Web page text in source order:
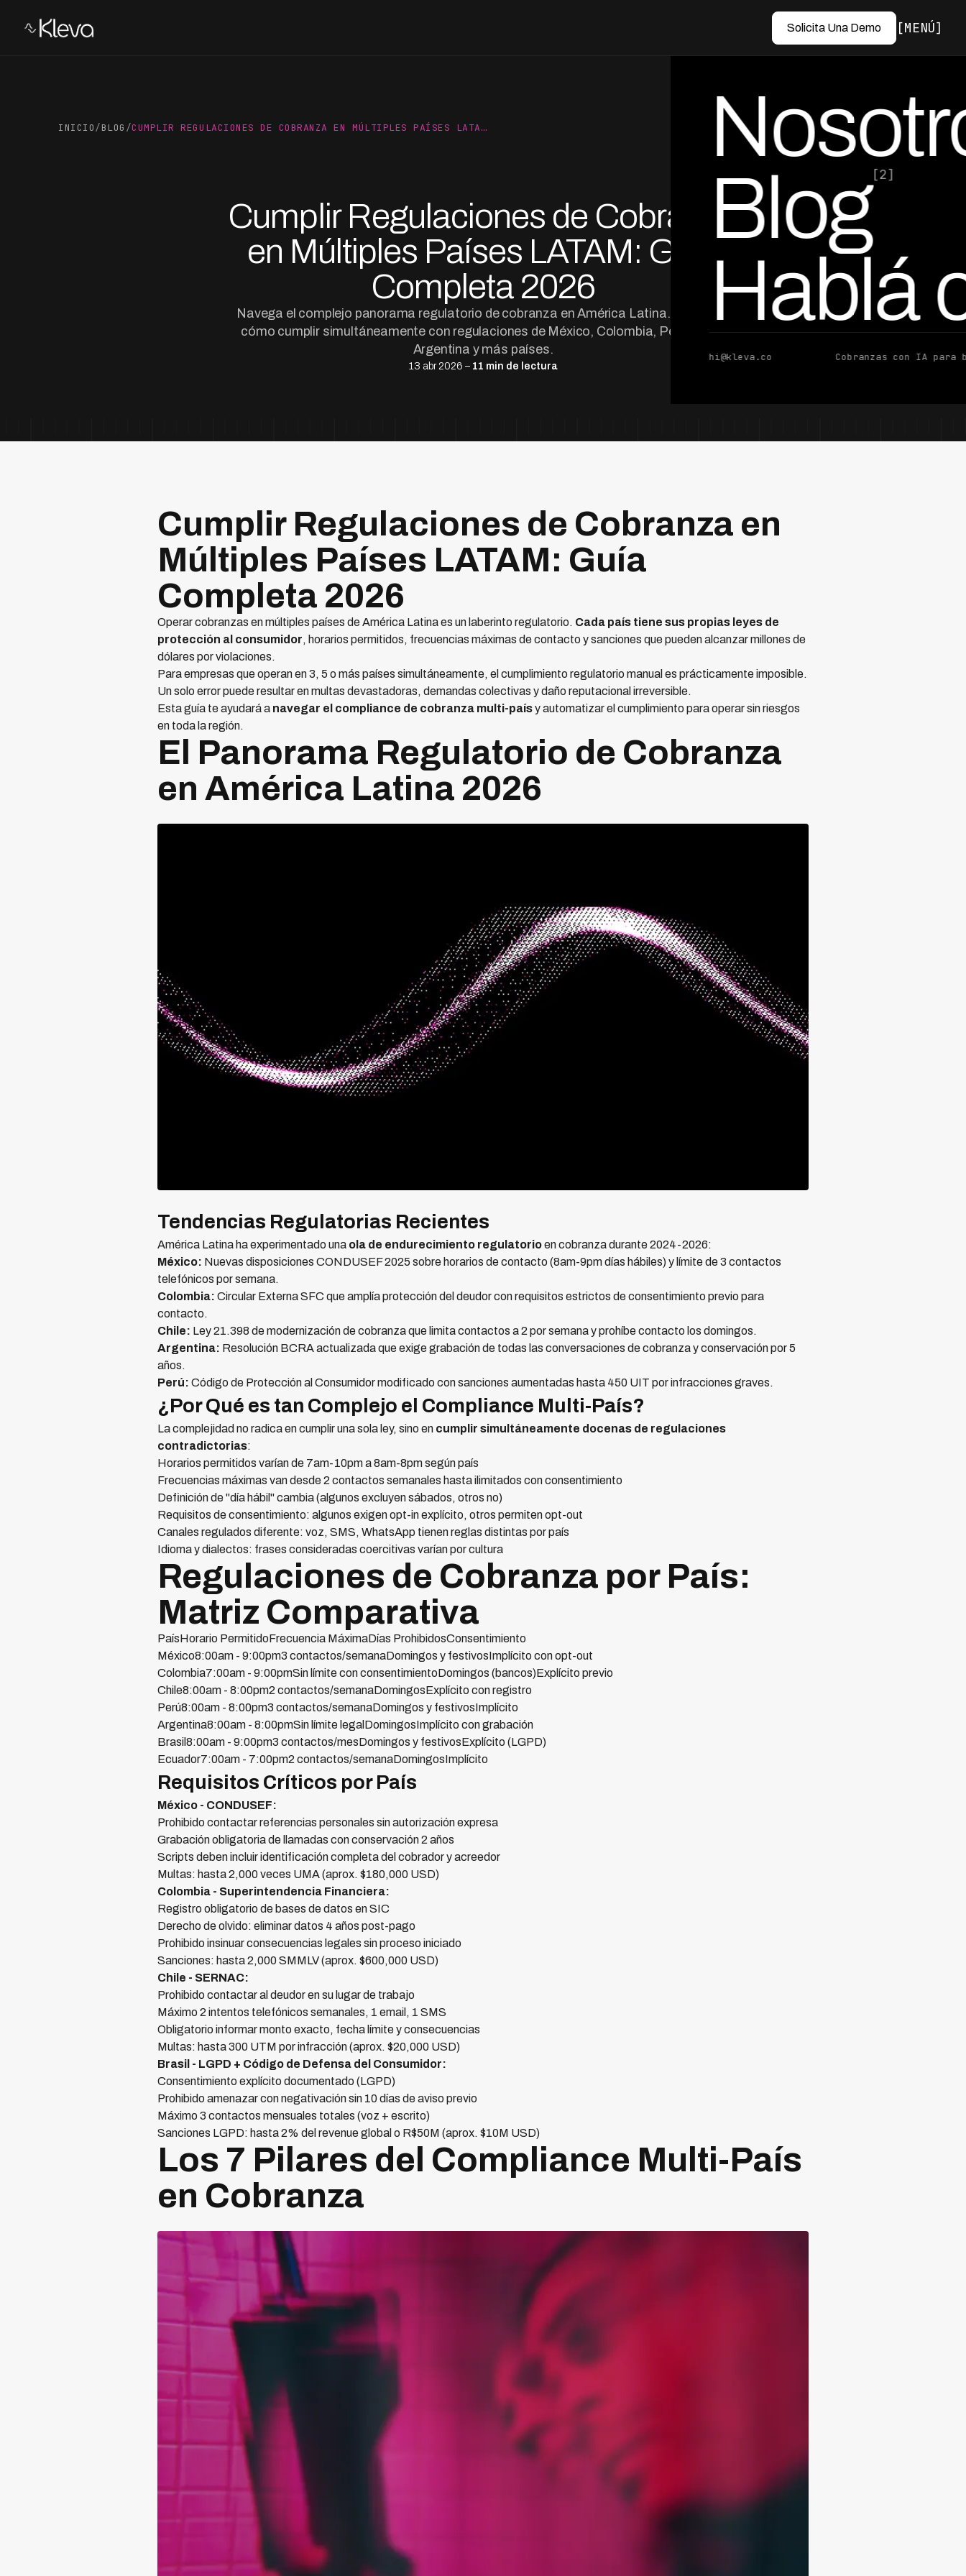
Solicita Una Demo MENÚ
Blog[2]
Hablá
hi@kleva.co Cobranzas con IA para
INICIO/BLOG /CUMPLIR REGULACIONES DE COBRANZA EN MÚLTIPLES PAÍSES LATA…
Cumplir Regulaciones de Cobranza
en Múltiples Países LATAM: Guía
Completa 2026
Navega el complejo panorama regulatorio de cobranza en América Latina. Descubre
cómo cumplir simultáneamente con regulaciones de México, Colombia, Perú, Chile,
Argentina y más países.
13 abr 2026 – 11 min de lectura
por Ed Escobar
Co-Founder & CEO
Cumplir Regulaciones de Cobranza en
Múltiples Países LATAM: Guía
Completa 2026
Operar cobranzas en múltiples países de América Latina es un laberinto regulatorio. Cada país tiene sus propias leyes de
protección al consumidor, horarios permitidos, frecuencias máximas de contacto y sanciones que pueden alcanzar millones de
dólares por violaciones.
Para empresas que operan en 3, 5 o más países simultáneamente, el cumplimiento regulatorio manual es prácticamente imposible.
Un solo error puede resultar en multas devastadoras, demandas colectivas y daño reputacional irreversible.
Esta guía te ayudará a navegar el compliance de cobranza multi-paísy automatizar el cumplimiento para operar sin riesgos
en toda la región.
El Panorama Regulatorio de Cobranza
en América Latina 2026
Tendencias Regulatorias Recientes
América Latina ha experimentado una ola de endurecimiento regulatorioen cobranza durante 2024-2026:
México: Nuevas disposiciones CONDUSEF 2025 sobre horarios de contacto (8am-9pm días hábiles) y límite de 3 contactos
telefónicos por semana.
Colombia: Circular Externa SFC que amplía protección del deudor con requisitos estrictos de consentimiento previo para
contacto.
Chile: Ley 21.398 de modernización de cobranza que limita contactos a 2 por semana y prohíbe contacto los domingos.
Argentina: Resolución BCRA actualizada que exige grabación de todas las conversaciones de cobranza y conservación por 5
años.
Perú: Código de Protección al Consumidor modificado con sanciones aumentadas hasta 450 UIT por infracciones graves.
¿Por Qué es tan Complejo el Compliance Multi-País?
La complejidad no radica en cumplir una sola ley, sino en cumplir simultáneamente docenas de regulaciones
contradictorias:
Horarios permitidos varían de 7am-10pm a 8am-8pm según país
Frecuencias máximas van desde 2 contactos semanales hasta ilimitados con consentimiento
Definición de "día hábil" cambia (algunos excluyen sábados, otros no)
Requisitos de consentimiento: algunos exigen opt-in explícito, otros permiten opt-out
Canales regulados diferente: voz, SMS, WhatsApp tienen reglas distintas por país
Idioma y dialectos: frases consideradas coercitivas varían por cultura
Regulaciones de Cobranza por País:
Matriz Comparativa
PaísHorario PermitidoFrecuencia MáximaDías ProhibidosConsentimiento
México8:00am - 9:00pm3 contactos/semanaDomingos y festivosImplícito con opt-out
Colombia7:00am - 9:00pmSin límite con consentimientoDomingos (bancos)Explícito previo
Chile8:00am - 8:00pm2 contactos/semanaDomingosExplícito con registro
Perú8:00am - 8:00pm3 contactos/semanaDomingos y festivosImplícito
Argentina8:00am - 8:00pmSin límite legalDomingosImplícito con grabación
Brasil8:00am - 9:00pm3 contactos/mesDomingos y festivosExplícito (LGPD)
Ecuador7:00am - 7:00pm2 contactos/semanaDomingosImplícito
Requisitos Críticos por País
México - CONDUSEF:
Prohibido contactar referencias personales sin autorización expresa
Grabación obligatoria de llamadas con conservación 2 años
Scripts deben incluir identificación completa del cobrador y acreedor
Multas: hasta 2,000 veces UMA (aprox. $180,000 USD)
Colombia - Superintendencia Financiera:
Registro obligatorio de bases de datos en SIC
Derecho de olvido: eliminar datos 4 años post-pago
Prohibido insinuar consecuencias legales sin proceso iniciado
Sanciones: hasta 2,000 SMMLV (aprox. $600,000 USD)
Chile - SERNAC:
Prohibido contactar al deudor en su lugar de trabajo
Máximo 2 intentos telefónicos semanales, 1 email, 1 SMS
Obligatorio informar monto exacto, fecha límite y consecuencias
Multas: hasta 300 UTM por infracción (aprox. $20,000 USD)
Brasil - LGPD + Código de Defensa del Consumidor:
Consentimiento explícito documentado (LGPD)
Prohibido amenazar con negativación sin 10 días de aviso previo
Máximo 3 contactos mensuales totales (voz + escrito)
Sanciones LGPD: hasta 2% del revenue global o R$50M (aprox. $10M USD)
Los 7 Pilares del Compliance Multi-País
en Cobranza